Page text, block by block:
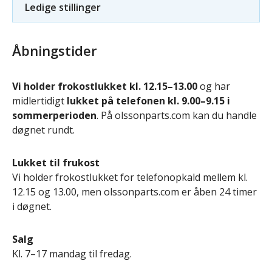
Ledige stillinger
Åbningstider
Vi holder frokostlukket kl. 12.15–13.00og har
midlertidigt lukket på telefonen kl. 9.00–9.15 i
sommerperioden. På olssonparts.com kan du handle
døgnet rundt.
Lukket til frukost
Vi holder frokostlukket for telefonopkald mellem kl.
12.15 og 13.00, men olssonparts.com er åben 24 timer
i døgnet.
Salg
Kl. 7–17 mandag til fredag.